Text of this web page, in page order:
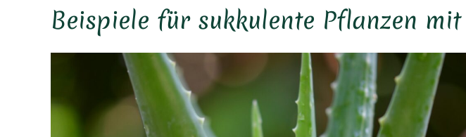
Beispiele für sukkulente Pflanzen